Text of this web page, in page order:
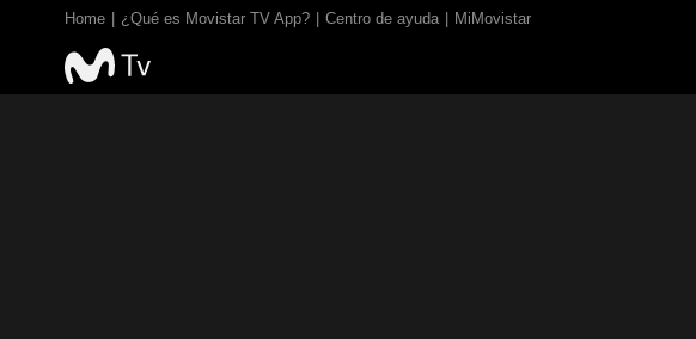
Home ¿Qué es Movistar TV App? Centro de ayuda MiMovistar